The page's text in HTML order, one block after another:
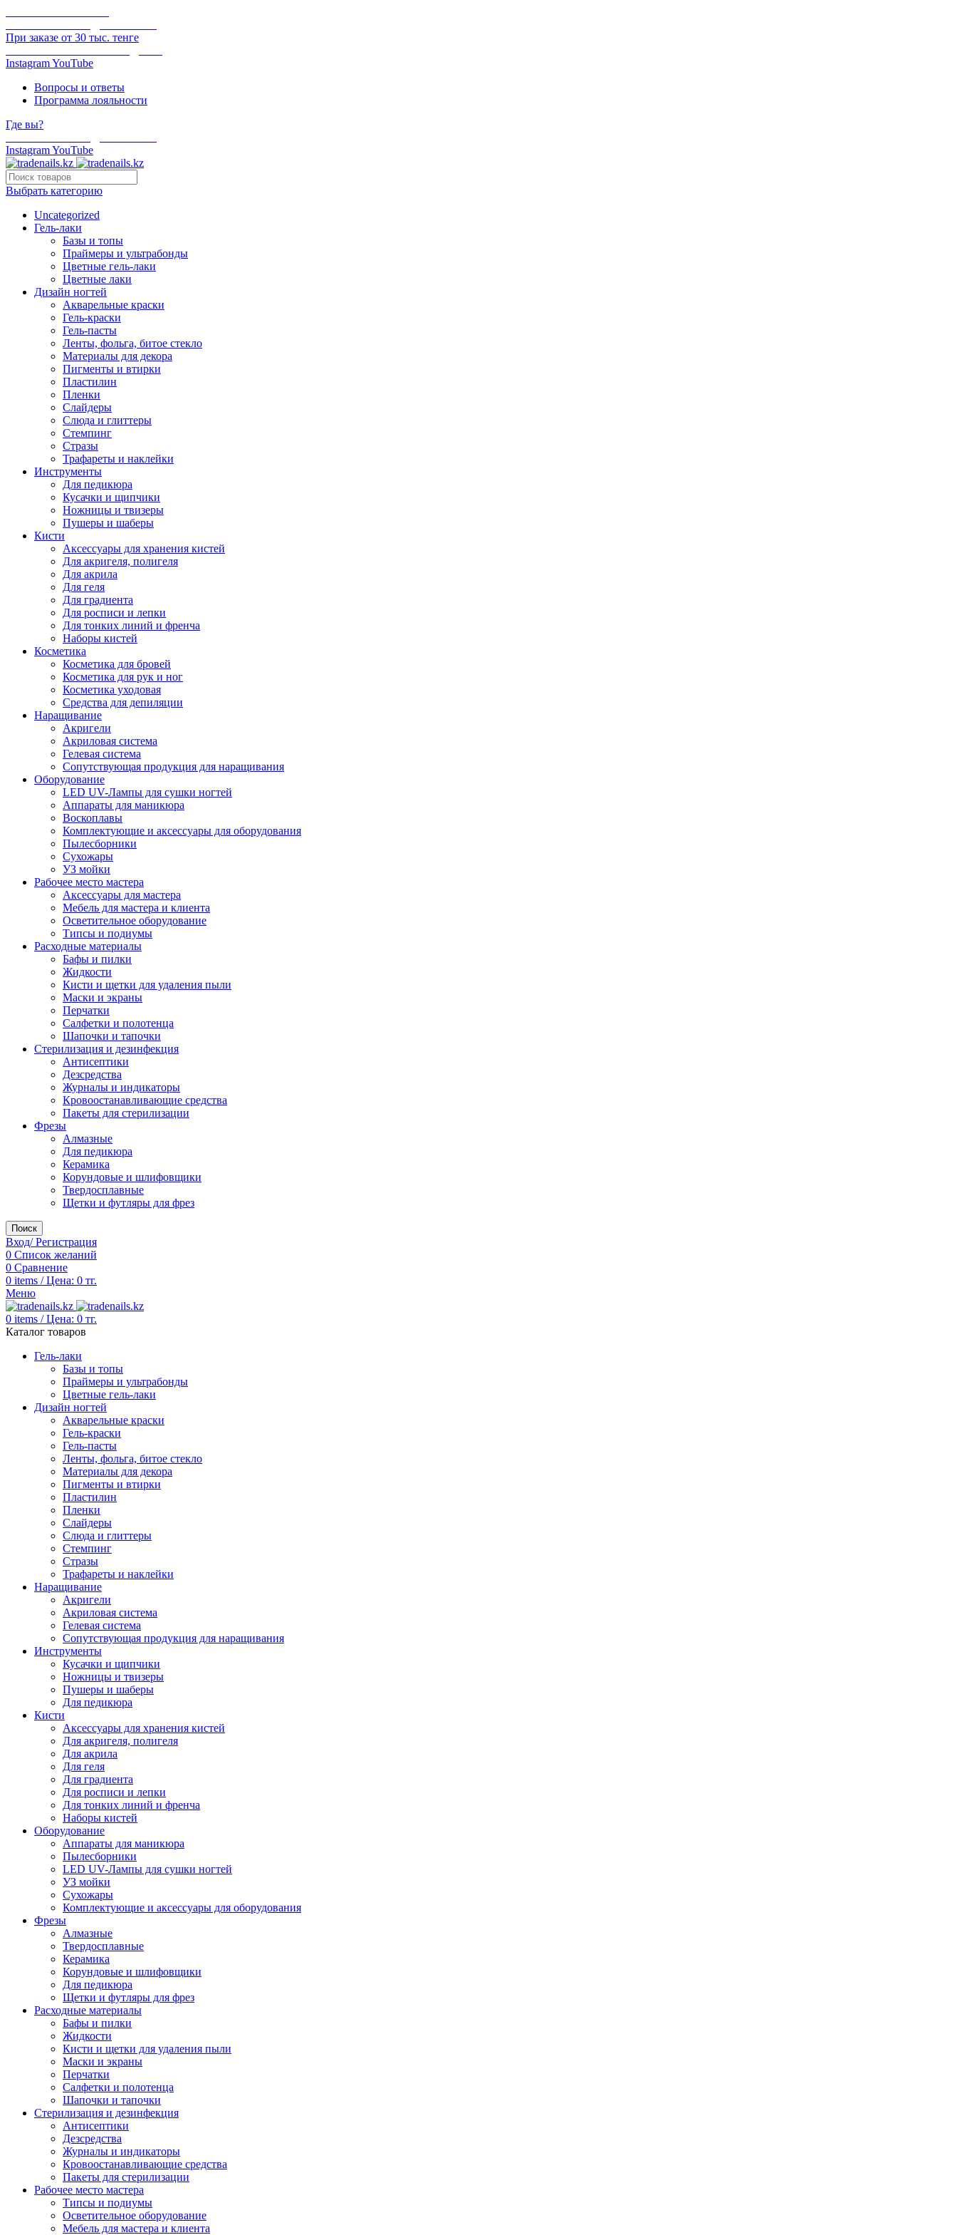
При заказе от 30 тыс. тенге
InstagramYouTube
Вопросы и ответы
Программа лояльности
Где вы?
InstagramYouTube
Выбрать категорию
Uncategorized
Гель-лаки
Базы и топы
Праймеры и ультрабонды
Цветные гель-лаки
Цветные лаки
Дизайн ногтей
Акварельные краски
Гель-краски
Гель-пасты
Ленты, фольга, битое стекло
Материалы для декора
Пигменты и втирки
Пластилин
Пленки
Слайдеры
Слюда и глиттеры
Стемпинг
Стразы
Трафареты и наклейки
Инструменты
Для педикюра
Кусачки и щипчики
Ножницы и твизеры
Пушеры и шаберы
Кисти
Аксессуары для хранения кистей
Для акригеля, полигеля
Для акрила
Для геля
Для градиента
Для росписи и лепки
Для тонких линий и френча
Наборы кистей
Косметика
Косметика для бровей
Косметика для рук и ног
Косметика уходовая
Средства для депиляции
Наращивание
Акригели
Акриловая система
Гелевая система
Сопутствующая продукция для наращивания
Оборудование
LED UV-Лампы для сушки ногтей
Аппараты для маникюра
Воскоплавы
Комплектующие и аксессуары для оборудования
Пылесборники
Сухожары
УЗ мойки
Рабочее место мастера
Аксессуары для мастера
Мебель для мастера и клиента
Осветительное оборудование
Типсы и подиумы
Расходные материалы
Бафы и пилки
Жидкости
Кисти и щетки для удаления пыли
Маски и экраны
Перчатки
Салфетки и полотенца
Шапочки и тапочки
Стерилизация и дезинфекция
Антисептики
Дезсредства
Журналы и индикаторы
Кровоостанавливающие средства
Пакеты для стерилизации
Фрезы
Алмазные
Для педикюра
Керамика
Корундовые и шлифовщики
Твердосплавные
Щетки и футляры для фрез
Поиск
Вход/ Регистрация
0 Список желаний
0 Сравнение
0 items / Цена: 0 тг.
Меню
0 items / Цена: 0 тг.
Каталог товаров
Гель-лаки
Базы и топы
Праймеры и ультрабонды
Цветные гель-лаки
Дизайн ногтей
Акварельные краски
Гель-краски
Гель-пасты
Ленты, фольга, битое стекло
Материалы для декора
Пигменты и втирки
Пластилин
Пленки
Слайдеры
Слюда и глиттеры
Стемпинг
Стразы
Трафареты и наклейки
Наращивание
Акригели
Акриловая система
Гелевая система
Сопутствующая продукция для наращивания
Инструменты
Кусачки и щипчики
Ножницы и твизеры
Пушеры и шаберы
Для педикюра
Кисти
Аксессуары для хранения кистей
Для акригеля, полигеля
Для акрила
Для геля
Для градиента
Для росписи и лепки
Для тонких линий и френча
Наборы кистей
Оборудование
Аппараты для маникюра
Пылесборники
LED UV-Лампы для сушки ногтей
УЗ мойки
Сухожары
Комплектующие и аксессуары для оборудования
Фрезы
Алмазные
Твердосплавные
Керамика
Корундовые и шлифовщики
Для педикюра
Щетки и футляры для фрез
Расходные материалы
Бафы и пилки
Жидкости
Кисти и щетки для удаления пыли
Маски и экраны
Перчатки
Салфетки и полотенца
Шапочки и тапочки
Стерилизация и дезинфекция
Антисептики
Дезсредства
Журналы и индикаторы
Кровоостанавливающие средства
Пакеты для стерилизации
Рабочее место мастера
Типсы и подиумы
Осветительное оборудование
Мебель для мастера и клиента